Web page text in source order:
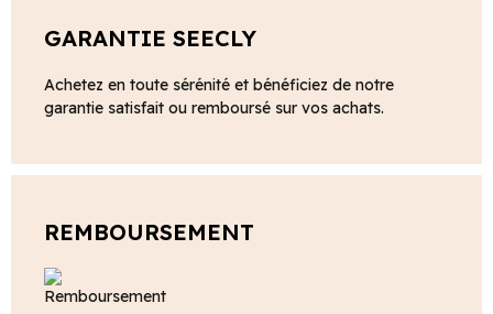
GARANTIE SEECLY
Achetez en toute sérénité et bénéficiez de notre
garantie satisfait ou remboursé sur vos achats.
REMBOURSEMENT